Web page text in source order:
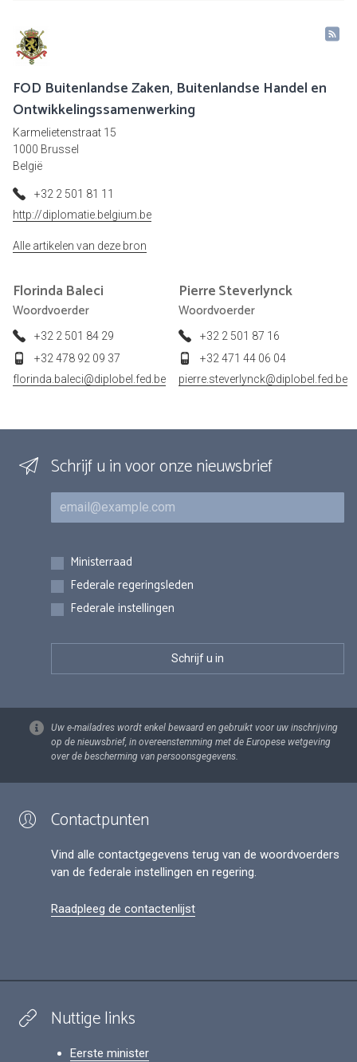
FOD Buitenlandse Zaken, Buitenlandse Handel en
Ontwikkelingssamenwerking
Karmelietenstraat 15
1000 Brussel
België
+32 2 501 81 11
http://diplomatie.belgium.be
Alle artikelen van deze bron
Florinda Baleci
Woordvoerder
+32 2 501 84 29
+32 478 92 09 37
florinda.baleci@diplobel.fed.be
PierreSteverlynck
Woordvoerder
+32 2 501 87 16
+32 471 44 06 04
pierre.steverlynck@diplobel.fed.be
Schrijf u in voor onze nieuwsbrief
E-mail
Inschrijvingen
Ministerraad
Federale regeringsleden
Federale instellingen
Uw e-mailadres wordt enkel bewaard en gebruikt voor uw inschrijving
op de nieuwsbrief, in overeenstemming met de Europese wetgeving
over de bescherming van persoonsgegevens.
Contactpunten
Vind alle contactgegevens terug van de woordvoerders
van de federale instellingen en regering.
Raadpleeg de contactenlijst
Nuttige links
Eerste minister